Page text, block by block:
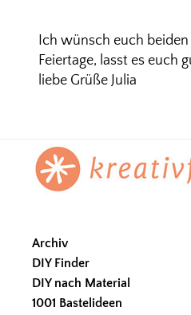
Ich wünsch euch
Feiertage, lasst es euch
liebe Grüße Julia
Footer
Archiv
DIY Finder
DIY nach Material
1001 Bastelideen